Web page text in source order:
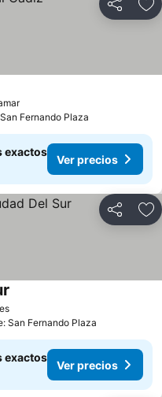
Compartir
Fernando Plaza
exactos
Ver precios
Compartir
San Fernando Plaza
exactos
Ver precios